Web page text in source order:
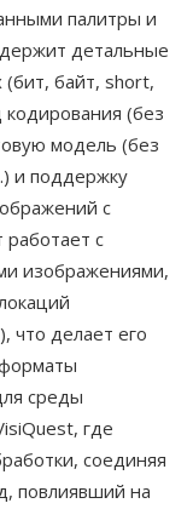
палитры и
детальные
байт, short,
(без
модель (без
и поддержку
с
с
изображениями,
что делает его
среды
где
соединяя
повлиявший на